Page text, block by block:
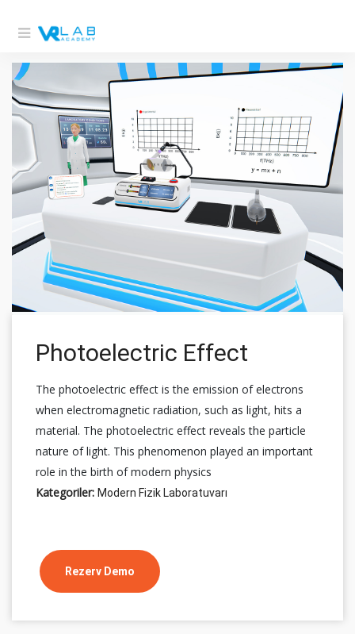
Photoelectric Effect
The photoelectric effect is the emission of electrons
when electromagnetic radiation, such as light, hits a
material. The photoelectric effect reveals the particle
nature of light. This phenomenon played an important
role in the birth of modern physics
Kategoriler: Modern Fizik Laboratuvarı
Rezerv Demo